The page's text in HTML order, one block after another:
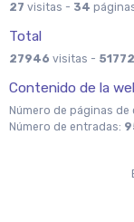
27 visitas - 34
Total
27946 visitas - 51772
Contenido de la
Número de páginas
Número de entradas: